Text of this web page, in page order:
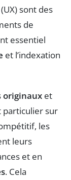
(UX) sont des
de
essentiel
et l’indexation
originaux et
particulier sur
les
leurs
et en
. Cela